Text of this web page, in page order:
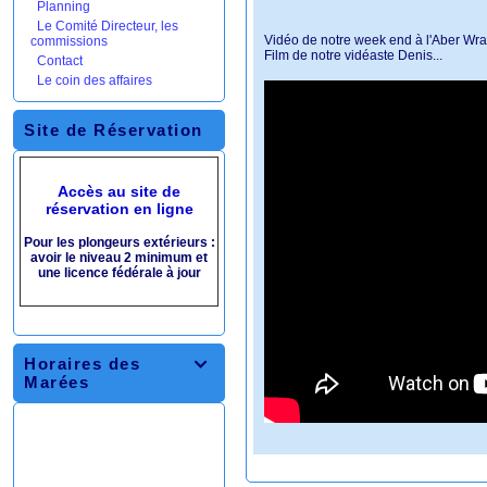
Planning
Le Comité Directeur, les
commissions
Contact
Le coin des affaires
Site de Réservation
Accès au site de
réservation en ligne
Pour les plongeurs extérieurs :
avoir le niveau 2 minimum et
une licence fédérale à jour

Horaires des
Marées
Vidéo de notre week end à l'Aber
Film de notre vidéaste Denis...